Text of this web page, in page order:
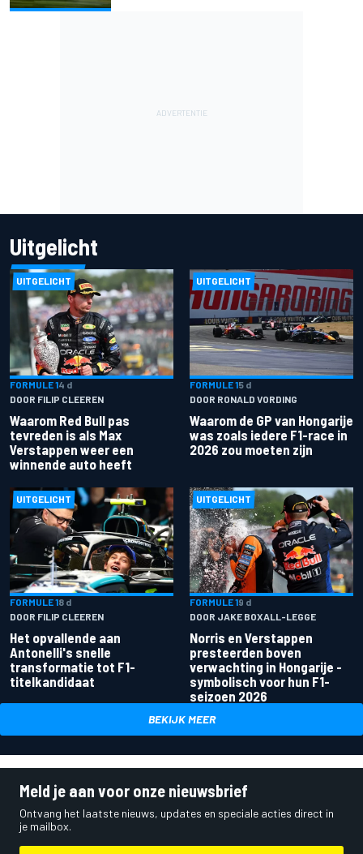
Uitgelicht
UITGELICHT
FORMULE 14 d
DOOR FILIP CLEEREN
Waarom Red Bull pas
tevreden is als Max
Verstappen weer een
winnende auto heeft
UITGELICHT
FORMULE 15 d
DOOR RONALD VORDING
Waarom de GP van Hongarije
was zoals iedere F1-race in
2026 zou moeten zijn
UITGELICHT
FORMULE 18 d
DOOR FILIP CLEEREN
Het opvallende aan
Antonelli's snelle
transformatie tot F1-
titelkandidaat
UITGELICHT
FORMULE 19 d
DOOR JAKE BOXALL-LEGGE
Norris en Verstappen
presteerden boven
verwachting in Hongarije -
symbolisch voor hun F1-
seizoen 2026
BEKIJK MEER
Meld je aan voor onze nieuwsbrief
Ontvang het laatste nieuws, updates en speciale acties direct in
je mailbox.